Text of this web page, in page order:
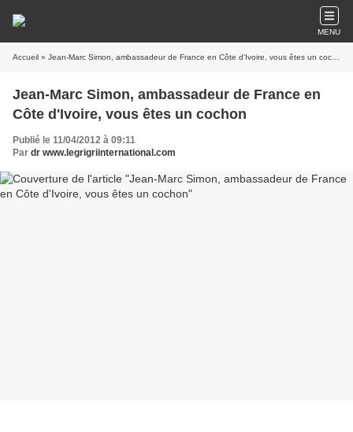
MENU
Accueil » Jean-Marc Simon, ambassadeur de France en Côte d'Ivoire, vous êtes un cochon
Jean-Marc Simon, ambassadeur de France en
Côte d'Ivoire, vous êtes un cochon
Publié le 11/04/2012 à 09:11
Par dr www.legrigriinternational.com